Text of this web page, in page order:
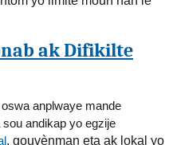
ak Difikilte
anplwaye mande
andikap yo egzije
, gouvènman eta ak lokal yo